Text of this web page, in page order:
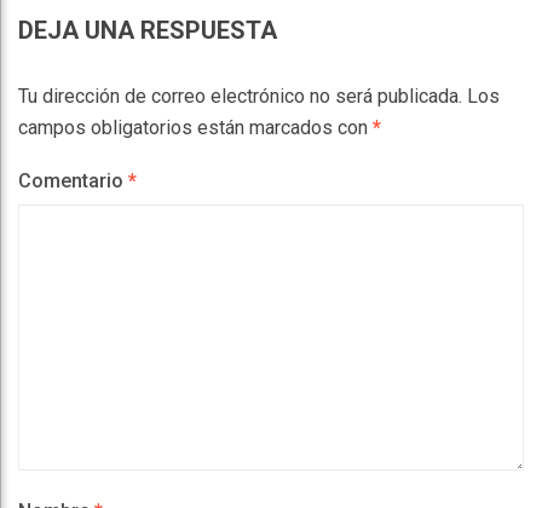
DEJA UNA RESPUESTA
Tu dirección de correo electrónico no será publicada. Los
campos obligatorios están marcados con *
Comentario *